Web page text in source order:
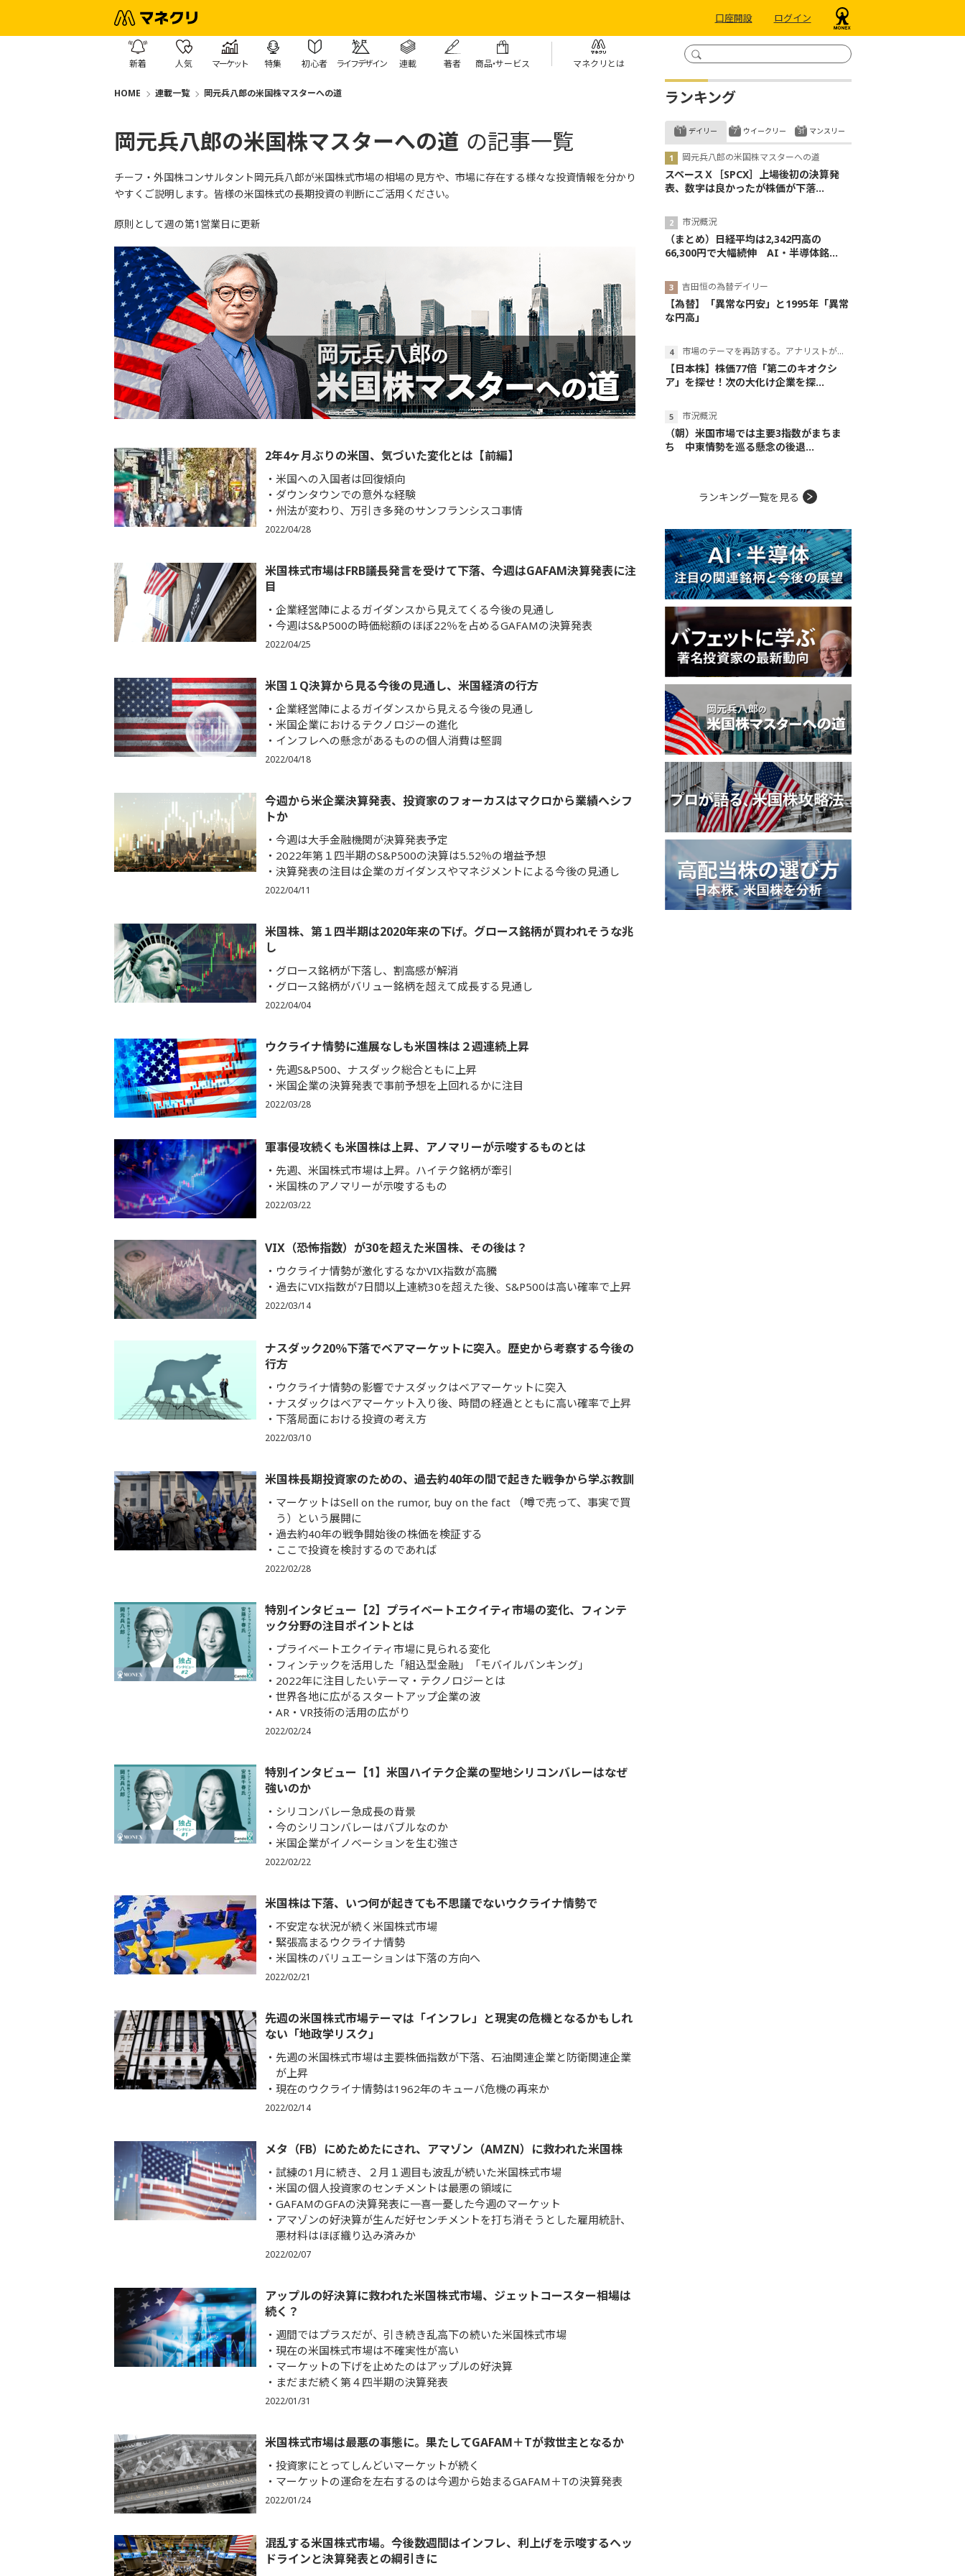
口座開設 ログイン
新着 人気 マーケット 特集 初心者 ライフデザイン 連載 著者 商品・サービス マネクリとは
HOME 連載一覧 岡元兵八郎の米国株マスターへの道
岡元兵八郎の米国株マスターへの道 の記事一覧
チーフ・ 外国株コンサルタント岡元兵八郎が米国株式市場の相場の見方や、 市場に存在する様々な投資情報を分かり
やすくご説明します。 皆様の米国株式の長期投資の判断にご活用ください。
原則として週の第1営業日に更新
2年4ヶ月ぶりの米国、気づいた変化とは【前編】
米国への入国者は回復傾向
ダウンタウンでの意外な経験
州法が変わり、万引き多発のサンフランシスコ事情
2022/04/28
米国株式市場はFRB議長発言を受けて下落、今週はGAFAM決算発表に注
目
企業経営陣によるガイダンスから見えてくる今後の見通し
今週はS&P500の時価総額のほぼ22％を占めるGAFAMの決算発表
2022/04/25
米国１Q決算から見る今後の見通し、米国経済の行方
企業経営陣によるガイダンスから見える今後の見通し
米国企業におけるテクノロジーの進化
インフレへの懸念があるものの個人消費は堅調
2022/04/18
今週から米企業決算発表、投資家のフォーカスはマクロから業績へシフ
トか
今週は大手金融機関が決算発表予定
2022年第１四半期のS&P500の決算は5.52％の増益予想
決算発表の注目は企業のガイダンスやマネジメントによる今後の見通し
2022/04/11
米国株、第１四半期は2020年来の下げ。グロース銘柄が買われそうな兆
し
グロース銘柄が下落し、割高感が解消
グロース銘柄がバリュー銘柄を超えて成長する見通し
2022/04/04
ウクライナ情勢に進展なしも米国株は２週連続上昇
先週S&P500、ナスダック総合ともに上昇
米国企業の決算発表で事前予想を上回れるかに注目
2022/03/28
軍事侵攻続くも米国株は上昇、アノマリーが示唆するものとは
先週、米国株式市場は上昇。ハイテク銘柄が牽引
米国株のアノマリーが示唆するもの
2022/03/22
VIX（恐怖指数）が30を超えた米国株、その後は？
ウクライナ情勢が激化するなかVIX指数が高騰
過去にVIX指数が7日間以上連続30を超えた後、S&P500は高い確率で上昇
2022/03/14
ナスダック20％下落でベアマーケットに突入。歴史から考察する今後の
行方
ウクライナ情勢の影響でナスダックはベアマーケットに突入
ナスダックはベアマーケット入り後、時間の経過とともに高い確率で上昇
下落局面における投資の考え方
2022/03/10
米国株長期投資家のための、過去約40年の間で起きた戦争から学ぶ教訓
マーケットはSell on the rumor, buy on the fact （噂で売って、事実で買
う）という展開に
過去約40年の戦争開始後の株価を検証する
ここで投資を検討するのであれば
2022/02/28
特別インタビュー【2】プライベートエクイティ市場の変化、フィンテ
ック分野の注目ポイントとは
プライベートエクイティ市場に見られる変化
フィンテックを活用した「組込型金融」「モバイルバンキング」
2022年に注目したいテーマ・テクノロジーとは
世界各地に広がるスタートアップ企業の波
AR・VR技術の活用の広がり
2022/02/24
特別インタビュー【1】米国ハイテク企業の聖地シリコンバレーはなぜ
強いのか
シリコンバレー急成長の背景
今のシリコンバレーはバブルなのか
米国企業がイノベーションを生む強さ
2022/02/22
米国株は下落、いつ何が起きても不思議でないウクライナ情勢で
不安定な状況が続く米国株式市場
緊張高まるウクライナ情勢
米国株のバリュエーションは下落の方向へ
2022/02/21
先週の米国株式市場テーマは「インフレ」と現実の危機となるかもしれ
ない「地政学リスク」
先週の米国株式市場は主要株価指数が下落、石油関連企業と防衛関連企業
が上昇
現在のウクライナ情勢は1962年のキューバ危機の再来か
2022/02/14
メタ（FB）にめためたにされ、アマゾン（AMZN）に救われた米国株
試練の1月に続き、２月１週目も波乱が続いた米国株式市場
米国の個人投資家のセンチメントは最悪の領域に
GAFAMのGFAの決算発表に一喜一憂した今週のマーケット
アマゾンの好決算が生んだ好センチメントを打ち消そうとした雇用統計、
悪材料はほぼ織り込み済みか
2022/02/07
アップルの好決算に救われた米国株式市場、ジェットコースター相場は
続く？
週間ではプラスだが、引き続き乱高下の続いた米国株式市場
現在の米国株式市場は不確実性が高い
マーケットの下げを止めたのはアップルの好決算
まだまだ続く第４四半期の決算発表
2022/01/31
米国株式市場は最悪の事態に。果たしてGAFAM＋Tが救世主となるか
投資家にとってしんどいマーケットが続く
マーケットの運命を左右するのは今週から始まるGAFAM＋Tの決算発表
2022/01/24
混乱する米国株式市場。今後数週間はインフレ、利上げを示唆するヘッ
ドラインと決算発表との綱引きに
ランキング
デイリー
岡元兵八郎の米国株マスターへの道
スペースＸ［SPCX］上場後初の決算発
表、数字は良かったが株価が下落...
市況概況
（まとめ）日経平均は2,342円高の
66,300円で大幅続伸 AI・半導体銘...
吉田恒の為替デイリー
【為替】「異常な円安」と1995年「異常
な円高」
市場のテーマを再訪する。アナリストが読み解くテーマの本質
【日本株】株価77倍「第二のキオクシ
ア」を探せ！次の大化け企業を探...
市況概況
（朝）米国市場では主要3指数がまちま
ち 中東情勢を巡る懸念の後退...
ウイークリー マンスリー
ランキング一覧を見る